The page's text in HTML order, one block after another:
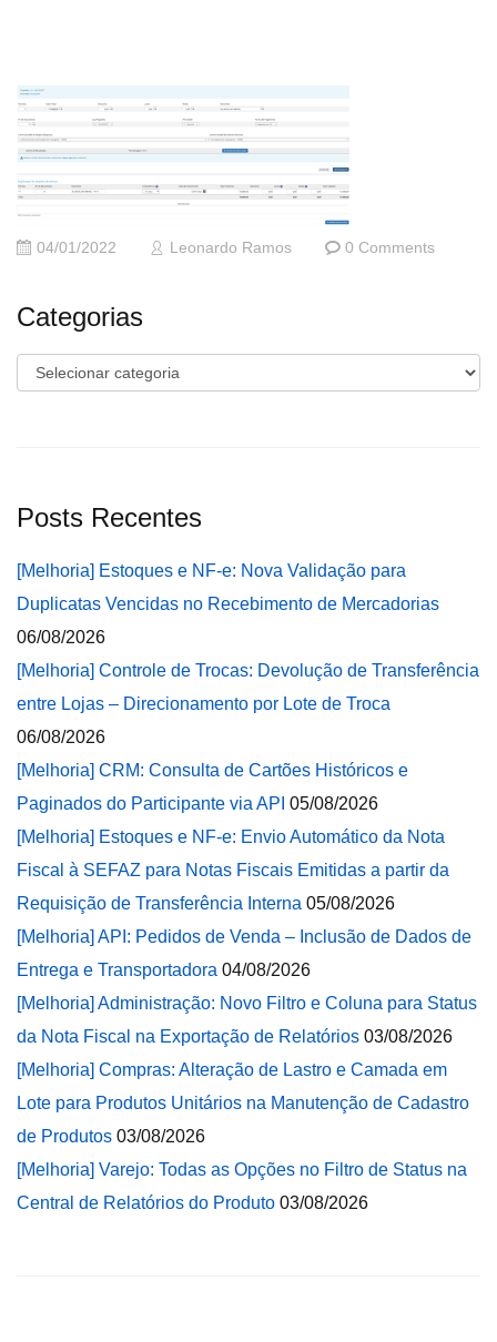
04/01/2022 Leonardo Ramos 0 Comments
Categorias
Categorias
Posts Recentes
[Melhoria] Estoques e NF-e: Nova Validação para
Duplicatas Vencidas no Recebimento de Mercadorias
06/08/2026
[Melhoria] Controle de Trocas: Devolução de Transferência
entre Lojas – Direcionamento por Lote de Troca
06/08/2026
[Melhoria] CRM: Consulta de Cartões Históricos e
Paginados do Participante via API 05/08/2026
[Melhoria] Estoques e NF-e: Envio Automático da Nota
Fiscal à SEFAZ para Notas Fiscais Emitidas a partir da
Requisição de Transferência Interna 05/08/2026
[Melhoria] API: Pedidos de Venda – Inclusão de Dados de
Entrega e Transportadora 04/08/2026
[Melhoria] Administração: Novo Filtro e Coluna para Status
da Nota Fiscal na Exportação de Relatórios 03/08/2026
[Melhoria] Compras: Alteração de Lastro e Camada em
Lote para Produtos Unitários na Manutenção de Cadastro
de Produtos 03/08/2026
[Melhoria] Varejo: Todas as Opções no Filtro de Status na
Central de Relatórios do Produto 03/08/2026